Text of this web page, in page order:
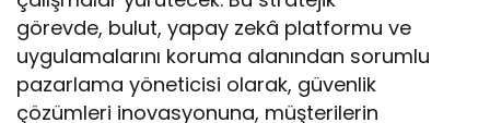
görevde, bulut, yapay zekâ platformu ve
uygulamalarını koruma alanından sorumlu
pazarlama yöneticisi olarak, güvenlik
çözümleri inovasyonuna, müşterilerin